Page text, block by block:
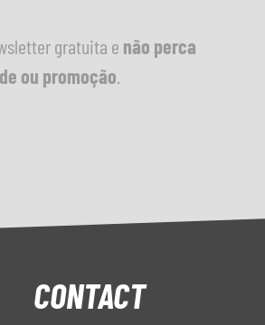
gratuita e não perca
ou promoção
CONTACT